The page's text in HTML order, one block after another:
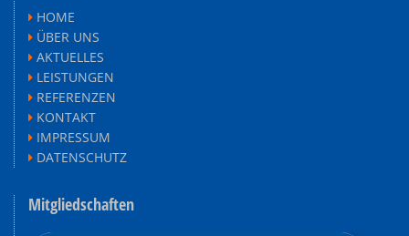
 HOME
 ÜBER UNS
 AKTUELLES
 LEISTUNGEN
 REFERENZEN
 KONTAKT
 IMPRESSUM
 DATENSCHUTZ
Mitgliedschaften